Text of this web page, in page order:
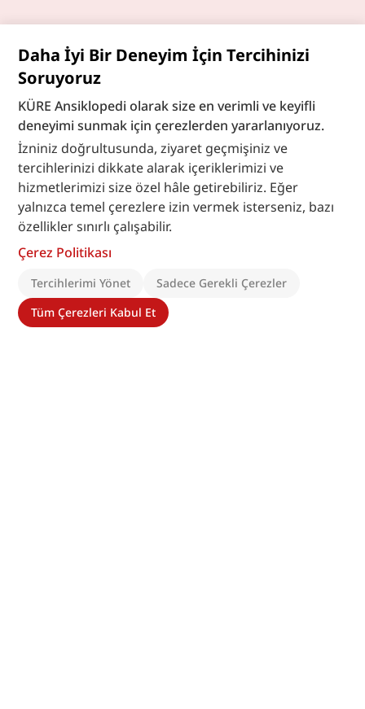
Daha İyi Bir Deneyim İçin Tercihinizi
Soruyoruz
KÜRE Ansiklopedi olarak size en verimli ve keyifli
deneyimi sunmak için çerezlerden yararlanıyoruz.
İzniniz doğrultusunda, ziyaret geçmişiniz ve
tercihlerinizi dikkate alarak içeriklerimizi ve
hizmetlerimizi size özel hâle getirebiliriz. Eğer
yalnızca temel çerezlere izin vermek isterseniz, bazı
özellikler sınırlı çalışabilir.
Çerez Politikası
Tercihlerimi Yönet
Sadece Gerekli Çerezler
Tüm Çerezleri Kabul Et